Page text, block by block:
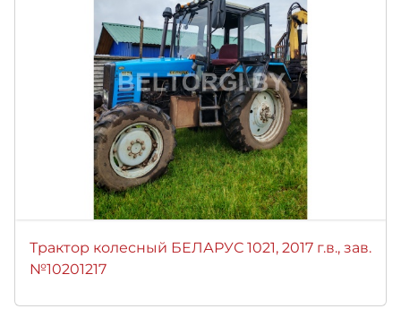
Трактор колесный БЕЛАРУС 1021, 2017 г.в., зав.
№10201217